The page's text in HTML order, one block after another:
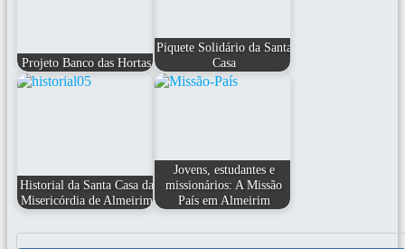
Projeto Banco das Hortas
Piquete Solidário da Santa
Casa
Historial da Santa Casa da
Misericórdia de Almeirim
Jovens, estudantes e
missionários: A Missão
País em Almeirim